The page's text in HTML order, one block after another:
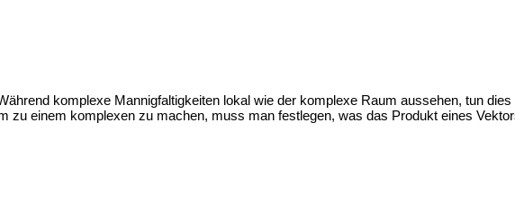
komplexe Mannigfaltigkeiten lokal wie der komplexe Raum aussehen, tun
einem komplexen zu machen, muss man festlegen, was das Produkt eines